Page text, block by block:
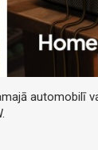
automobilī